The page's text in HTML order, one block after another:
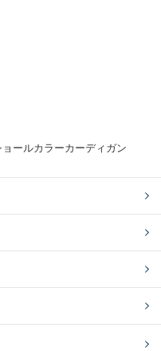
ョールカラーカーディガン